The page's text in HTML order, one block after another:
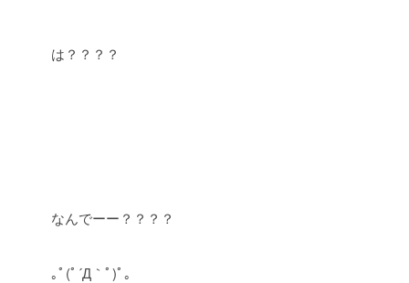
は？？？？
なんでーー？？？？
｡ﾟ(ﾟ´Д｀ﾟ)ﾟ｡